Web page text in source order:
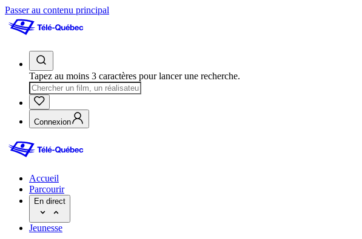
Passer au contenu principal
Tapez au moins 3 caractères pour lancer une recherche.
Connexion
Accueil
Parcourir
En direct
Jeunesse